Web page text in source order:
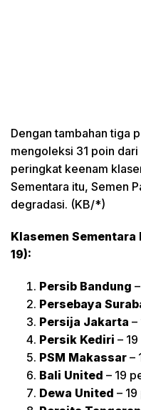
Dengan tambahan tiga
mengoleksi 31 poin
peringkat keenam
Sementara itu, Semen
degradasi. (KB/*)
Klasemen
19):
Persib Bandung
Persebaya
Persija Jakarta –
Persik Kediri –
PSM Makassar –
Bali United – 19
Dewa United –